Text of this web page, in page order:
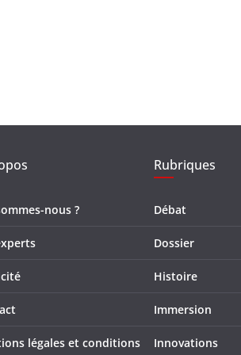
nous ?
légales et conditions
Rubriques
Débat
Dossier
Histoire
Immersion
Innovations